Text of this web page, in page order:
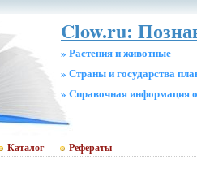
Clow.ru:
» Растения и животные
» Страны и государства
» Cправочная информация
Каталог Рефераты